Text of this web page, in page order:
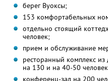
берег Вуоксы;
153 комфортабельных
отдельно стоящий
человек;
прием и обслуживание
ресторанный комплекс
на 130 и на 40-50
конференц-зал на 200